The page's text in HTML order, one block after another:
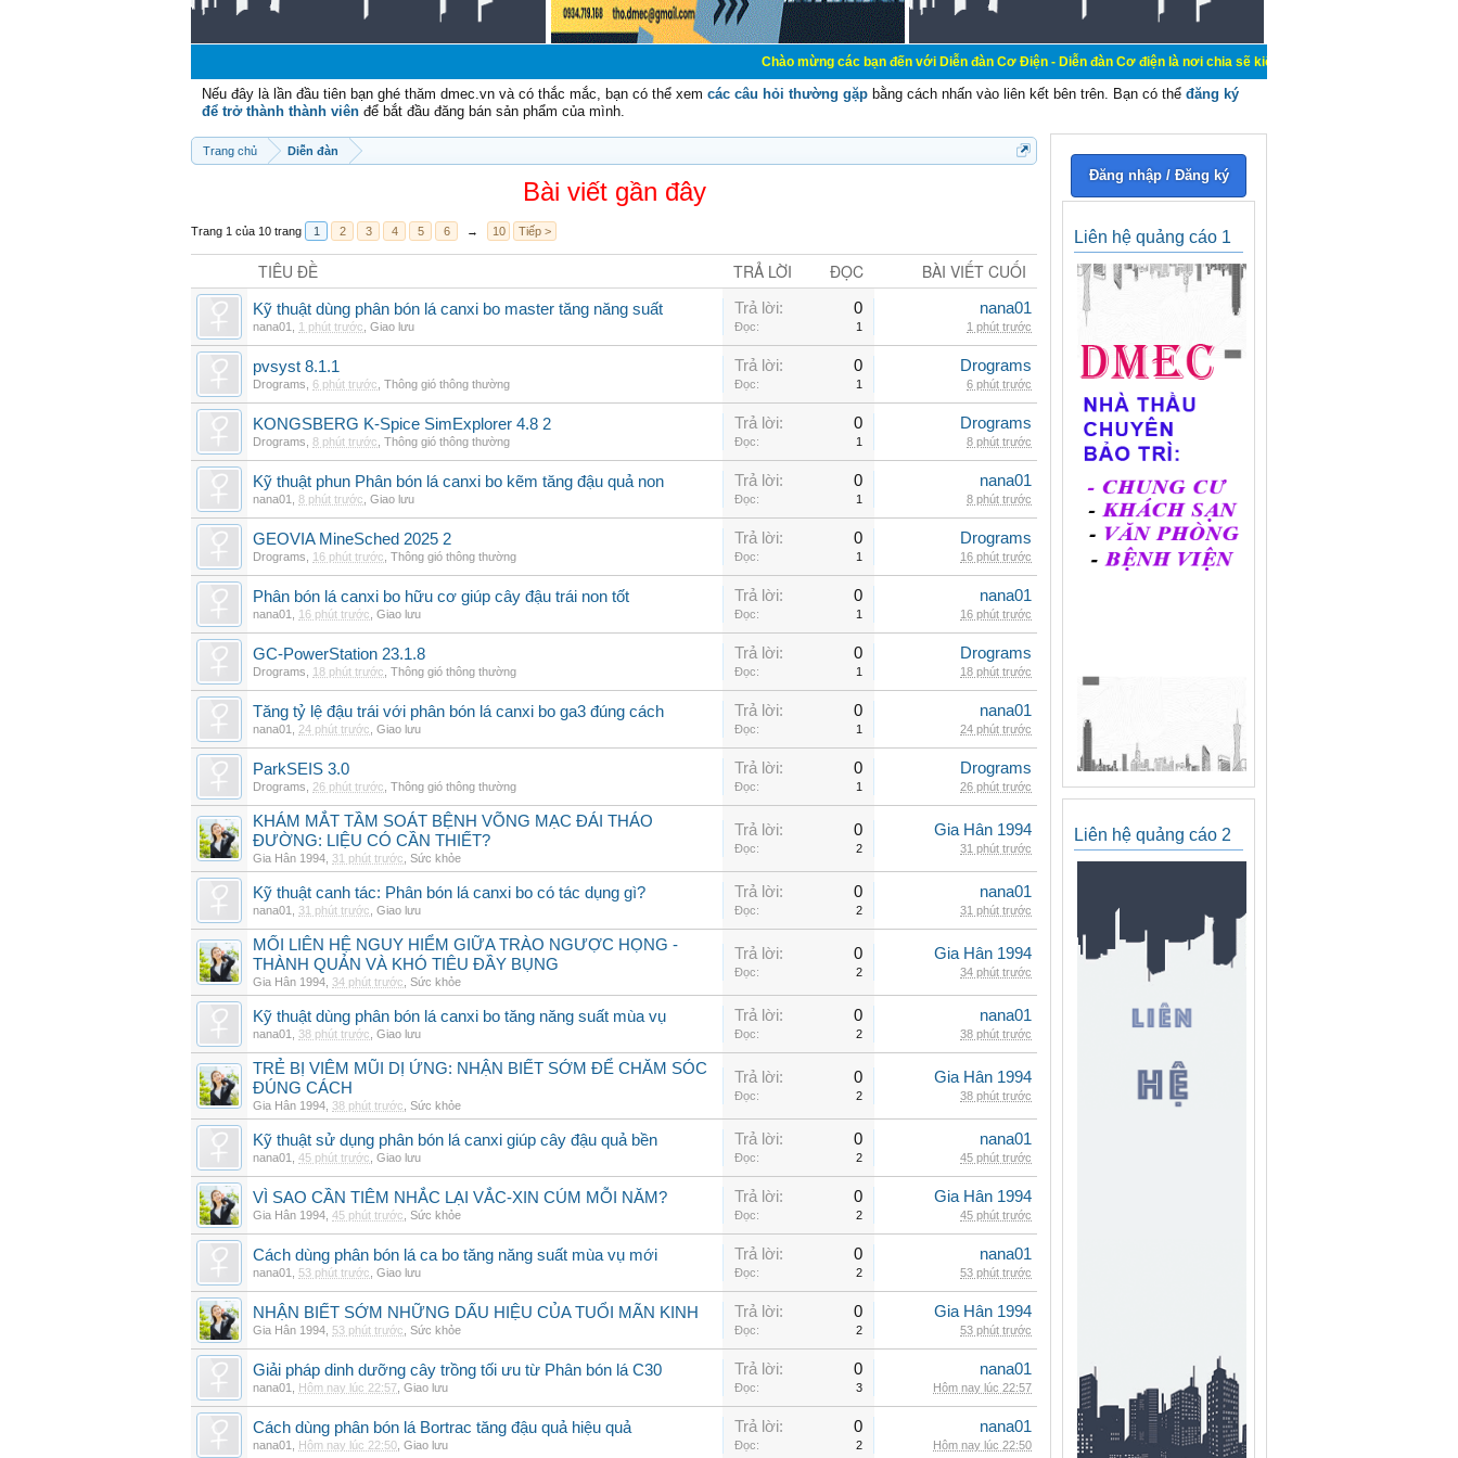
Chào mừng các bạn đến với Diễn đàn Cơ Điện - Diễn đàn Cơ điện là nơi chia sẽ kiến thức kinh nghiệm trong lãnh vực cơ
Nếu đây là lần đầu tiên bạn ghé thăm dmec.vn và có thắc mắc, bạn có thể xem các câu hỏi thường gặp bằng cách nhấn vào liên kết bên trên. Bạn có thể đăng ký
để trở thành thành viên để bắt đầu đăng bán sản phẩm của mình.
Trang chủ Diễn đàn
Bài viết gần đây
Trang 1 của 10 trang 1 2 3 4 5 6 → 10 Tiếp >
TIÊU ĐỀ TRẢ LỜI ĐỌC BÀI VIẾT CUỐI
Kỹ thuật dùng phân bón lá canxi bo master tăng năng suất
nana01 1 phút trước Giao lưu
Trả lời: 0
Đọc: 1
nana01
1 phút trước
pvsyst 8.1.1
Drograms 6 phút trước Thông gió thông thường
Trả lời: 0
Đọc: 1
Drograms
6 phút trước
KONGSBERG K-Spice SimExplorer 4.8 2
Drograms 8 phút trước Thông gió thông thường
Trả lời: 0
Đọc: 1
Drograms
8 phút trước
Kỹ thuật phun Phân bón lá canxi bo kẽm tăng đậu quả non
nana01 8 phút trước Giao lưu
Trả lời: 0
Đọc: 1
nana01
8 phút trước
GEOVIA MineSched 2025 2
Drograms 16 phút trước Thông gió thông thường
Trả lời: 0
Đọc: 1
Drograms
16 phút trước
Phân bón lá canxi bo hữu cơ giúp cây đậu trái non tốt
nana01 16 phút trước Giao lưu
Trả lời: 0
Đọc: 1
nana01
16 phút trước
GC-PowerStation 23.1.8
Drograms 18 phút trước Thông gió thông thường
Trả lời: 0
Đọc: 1
Drograms
18 phút trước
Tăng tỷ lệ đậu trái với phân bón lá canxi bo ga3 đúng cách
nana01 24 phút trước Giao lưu
Trả lời: 0
Đọc: 1
nana01
24 phút trước
ParkSEIS 3.0
Drograms 26 phút trước Thông gió thông thường
Trả lời: 0
Đọc: 1
Drograms
26 phút trước
KHÁM MẮT TẦM SOÁT BỆNH VÕNG MẠC ĐÁI THÁO
ĐƯỜNG: LIỆU CÓ CẦN THIẾT?
Gia Hân 1994 31 phút trước Sức khỏe
Trả lời: 0
Đọc: 2
Gia Hân 1994
31 phút trước
Kỹ thuật canh tác: Phân bón lá canxi bo có tác dụng gì?
nana01 31 phút trước Giao lưu
Trả lời: 0
Đọc: 2
nana01
31 phút trước
MỐI LIÊN HỆ NGUY HIỂM GIỮA TRÀO NGƯỢC HỌNG -
THÀNH QUẢN VÀ KHÓ TIÊU ĐẦY BỤNG
Gia Hân 1994 34 phút trước Sức khỏe
Trả lời: 0
Đọc: 2
Gia Hân 1994
34 phút trước
Kỹ thuật dùng phân bón lá canxi bo tăng năng suất mùa vụ
nana01 38 phút trước Giao lưu
Trả lời: 0
Đọc: 2
nana01
38 phút trước
TRẺ BỊ VIÊM MŨI DỊ ỨNG: NHẬN BIẾT SỚM ĐỂ CHĂM SÓC
ĐÚNG CÁCH
Gia Hân 1994 38 phút trước Sức khỏe
Trả lời: 0
Đọc: 2
Gia Hân 1994
38 phút trước
Kỹ thuật sử dụng phân bón lá canxi giúp cây đậu quả bền
nana01 45 phút trước Giao lưu
Trả lời: 0
Đọc: 2
nana01
45 phút trước
VÌ SAO CẦN TIÊM NHẮC LẠI VẮC-XIN CÚM MỖI NĂM?
Gia Hân 1994 45 phút trước Sức khỏe
Trả lời: 0
Đọc: 2
Gia Hân 1994
45 phút trước
Cách dùng phân bón lá ca bo tăng năng suất mùa vụ mới
nana01 53 phút trước Giao lưu
Trả lời: 0
Đọc: 2
nana01
53 phút trước
NHẬN BIẾT SỚM NHỮNG DẤU HIỆU CỦA TUỔI MÃN KINH
Gia Hân 1994 53 phút trước Sức khỏe
Trả lời: 0
Đọc: 2
Gia Hân 1994
53 phút trước
Giải pháp dinh dưỡng cây trồng tối ưu từ Phân bón lá C30
nana01 Hôm nay lúc 22:57 Giao lưu
Trả lời: 0
Đọc: 3
nana01
Hôm nay lúc 22:57
Cách dùng phân bón lá Bortrac tăng đậu quả hiệu quả
nana01 Hôm nay lúc 22:50 Giao lưu
Trả lời: 0
Đọc: 2
nana01
Hôm nay lúc 22:50
Đăng nhập / Đăng ký
Liên hệ quảng cáo 1
Liên hệ quảng cáo 2